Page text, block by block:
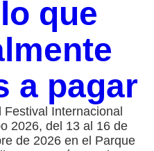
que
a pagar
Festival Internacional
2026, del 13 al 16 de
de 2026 en el Parque